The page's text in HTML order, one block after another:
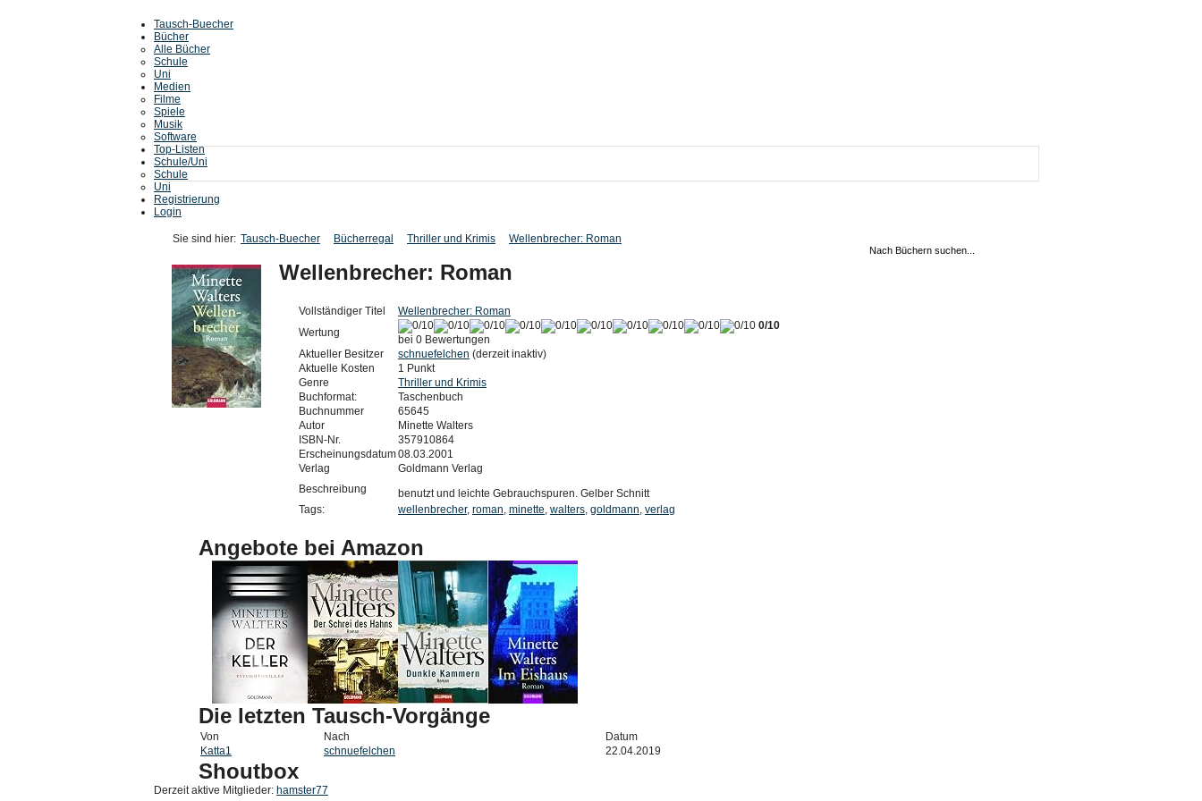
Tausch-Buecher
Bücher
Alle Bücher
Schule
Uni
Medien
Filme
Spiele
Musik
Software
Top-Listen
Schule/Uni
Schule
Uni
Registrierung
Login
Sie sind hier: Tausch-Buecher Bücherregal Thriller und Krimis Wellenbrecher: Roman
Wellenbrecher: Roman
Vollständiger Titel
Wellenbrecher: Roman
Wertung
0/10
bei 0 Bewertungen
Aktueller Besitzer
schnuefelchen (derzeit inaktiv)
Aktuelle Kosten
1 Punkt
Genre
Thriller und Krimis
Buchformat:
Taschenbuch
Buchnummer
65645
Autor
Minette Walters
ISBN-Nr.
357910864
Erscheinungsdatum08.03.2001
Verlag
Goldmann Verlag
Beschreibung
benutzt und leichte Gebrauchspuren. Gelber Schnitt
Tags:
wellenbrecher, roman, minette, walters, goldmann, verlag
Angebote bei Amazon
Die letzten Tausch-Vorgänge
Von Nach
Datum
Katta1
schnuefelchen 22.04.2019
Shoutbox
Derzeit aktive Mitglieder: hamster77